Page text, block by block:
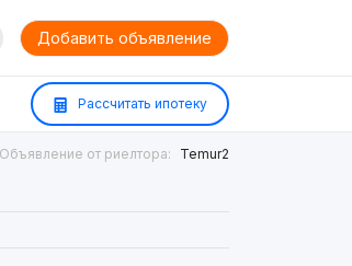
Добавить объявление
Рассчитать ипотеку
Объявление от риелтора: Temur2